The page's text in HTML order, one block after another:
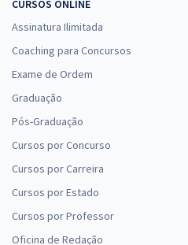
CURSOS ONLINE
Assinatura Ilimitada
Coaching para Concursos
Exame de Ordem
Graduação
Pós-Graduação
Cursos por Concurso
Cursos por Carreira
Cursos por Estado
Cursos por Professor
Oficina de Redação